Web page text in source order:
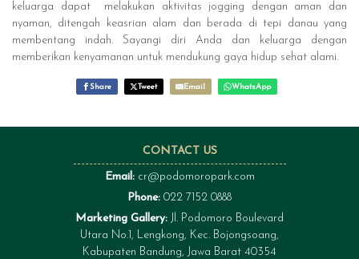
keluarga dapat melakukan aktivitas jogging dengan aman dan
nyaman, ditengah keasrian alam dan berada di tepi danau yang
membentang indah. Sayangi diri Anda dan keluarga dengan
memberikan kenyamanan untuk mendukung gaya hidup sehat alami.
Share Tweet Email WhatsApp
CONTACT US
Email: cr@podomoropark.com
Phone: 022 7152 0888
Marketing Gallery: Jl. Podomoro Boulevard
Utara No.1, Lengkong, Kec. Bojongsoang,
Kabupaten Bandung, Jawa Barat 40354